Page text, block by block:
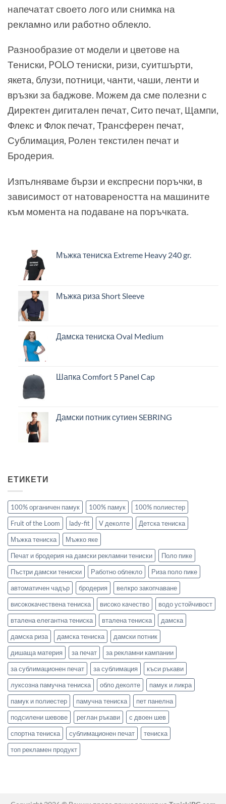
напечатат своето лого или снимка на
рекламно или работно облекло.
Разнообразие от модели и цветове на
Тениски, POLO тениски, ризи, суитшърти,
якета, блузи, потници, чанти, чаши, ленти и
връзки за баджове. Можем да сме полезни с
Директен дигитален печат, Сито печат, Щампи,
Флекс и Флок печат, Трансферен печат,
Сублимация, Ролен текстилен печат и
Бродерия.
Изпълняваме бързи и експресни поръчки, в
зависимост от натовареността на машините
към момента на подаване на поръчката.
Мъжка тениска Extreme Heavy 240 gr.
Мъжка риза Short Sleeve
Дамска тениска Oval Medium
Шапка Comfort 5 Panel Cap
Дамски потник сутиен SEBRING
ЕТИКЕТИ
100% органичен памук 100% памук
100% полиестер
Fruit of the Loom
lady-fit V деколте
Детска тениска
Мъжка тениска
Мъжко яке
Печат и бродерия на дамски рекламни тениски
Поло пике
Пъстри дамски тениски
Работно облекло
Риза поло пике
автоматичен чадър
бродерия
велкро закопчаване
висококачествена тениска
високо качество
водо устойчивост
вталена елегантна тениска
вталена тениска
дамска
дамска риза
дамска тениска
дамски потник
дишаща материя
за печат
за рекламни кампании
за сублимационен печат
за сублимация
къси ръкави
луксозна памучна тениска
обло деколте
памук и ликра
памук и полиестер
памучна тениска
пет панелна
подсилени шевове
реглан ръкави
с двоен шев
спортна тениска
сублимационен печат
тениска
топ рекламен продукт